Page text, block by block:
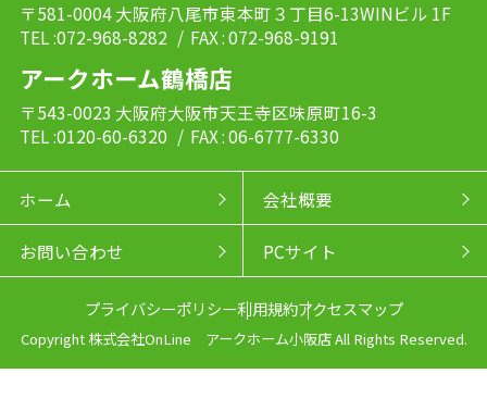
〒581-0004 大阪府八尾市東本町３丁目6-13WINビル 1F
TEL :072-968-8282 / FAX : 072-968-9191
アークホーム鶴橋店
〒543-0023 大阪府大阪市天王寺区味原町16-3
TEL :0120-60-6320 / FAX : 06-6777-6330
ホーム 会社概要
お問い合わせ PCサイト
プライバシーポリシー利用規約アクセスマップ
Copyright 株式会社OnLine アークホーム小阪店 All Rights Reserved.